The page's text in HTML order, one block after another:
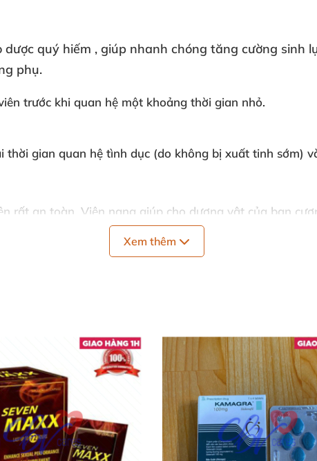
quý hiếm , giúp nhanh chóng tăng cường sinh
phụ.
trước khi quan hệ một khoảng thời gian nhỏ.
thời gian quan hệ tình dục (do không bị xuất tinh sớm)
rất an toàn . Viên nang giúp cho dương vật của bạn
và "kéo dài" thời gian xuất tinh
và giữ cho dương vật dài hơn
Xem thêm